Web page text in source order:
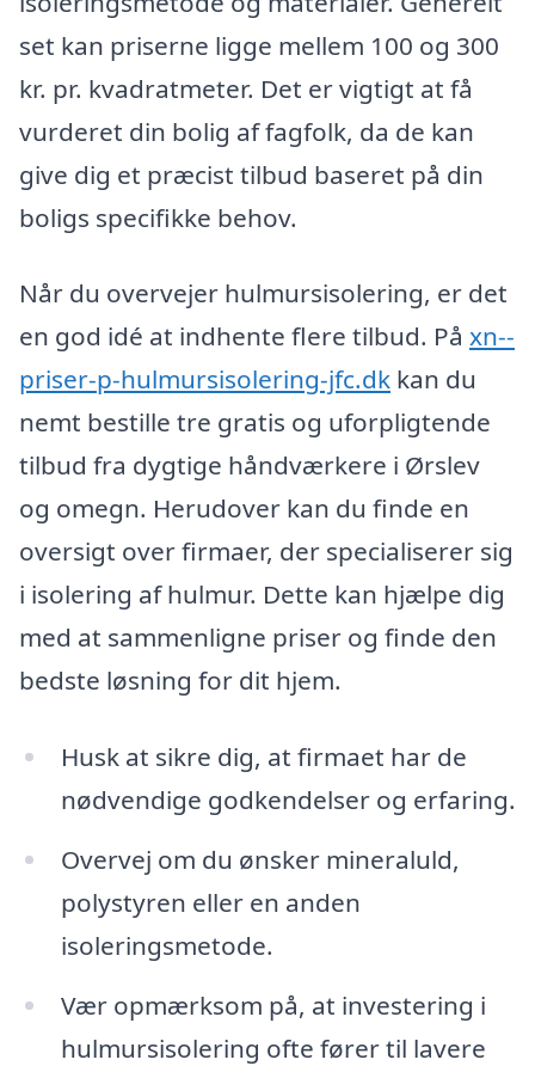
set kan priserne ligge mellem 100 og 300
kr. pr. kvadratmeter. Det er vigtigt at få
vurderet din bolig af fagfolk, da de kan
give dig et præcist tilbud baseret på din
boligs specifikke behov.
Når du overvejer hulmursisolering, er det
en god idé at indhente flere tilbud. På xn--
priser-p-hulmursisolering-jfc.dk kan du
nemt bestille tre gratis og uforpligtende
tilbud fra dygtige håndværkere i Ørslev
og omegn. Herudover kan du finde en
oversigt over firmaer, der specialiserer sig
i isolering af hulmur. Dette kan hjælpe dig
med at sammenligne priser og finde den
bedste løsning for dit hjem.
Husk at sikre dig, at firmaet har de
nødvendige godkendelser og erfaring.
Overvej om du ønsker mineraluld,
polystyren eller en anden
isoleringsmetode.
Vær opmærksom på, at investering i
hulmursisolering ofte fører til lavere